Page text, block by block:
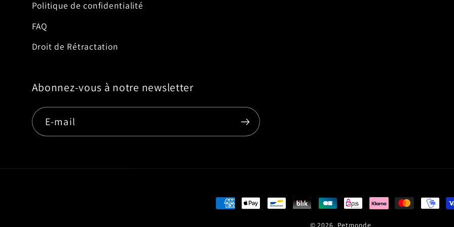
Politique de confidentialité
FAQ
Droit de Rétractation
Abonnez-vous à notre newsletter
E-mail
Moyens
© 2026, Petmonde